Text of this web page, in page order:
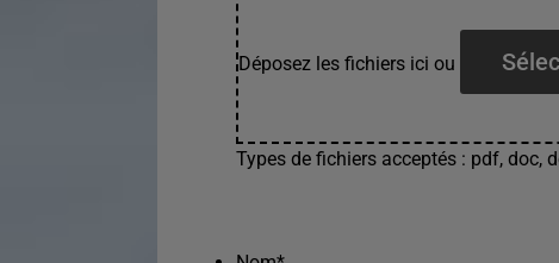
Déposez les fichiers ici ou
Types de fichiers acceptés : pdf, doc,